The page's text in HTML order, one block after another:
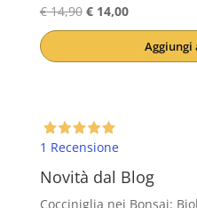
€14,90 Il
prezzo
€14,00Il
prezzo
attuale
1 Recensione
Novità dal Blog
Cocciniglia nei Bonsai: